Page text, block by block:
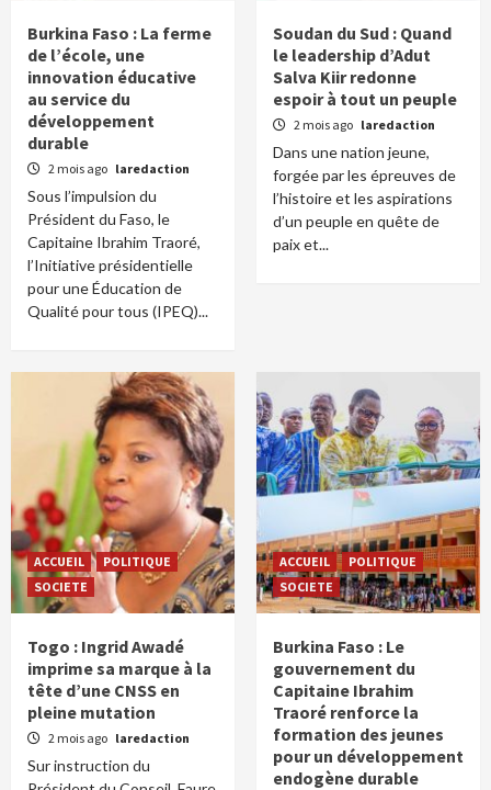
Burkina Faso : La ferme
de l’école, une
innovation éducative
au service du
développement
durable
2 mois ago laredaction
Sous l’impulsion du
Président du Faso, le
Capitaine Ibrahim Traoré,
l’Initiative présidentielle
pour une Éducation de
Qualité pour tous (IPEQ)...
Soudan du Sud : Quand
le leadership d’Adut
Salva Kiir redonne
espoir à tout un peuple
2 mois ago laredaction
Dans une nation jeune,
forgée par les épreuves de
l’histoire et les aspirations
d’un peuple en quête de
paix et...
ACCUEIL
POLITIQUE
SOCIETE
Togo : Ingrid Awadé
imprime sa marque à la
tête d’une CNSS en
pleine mutation
2 mois ago laredaction
Sur instruction du
ACCUEIL
POLITIQUE
SOCIETE
Burkina Faso : Le
gouvernement du
Capitaine Ibrahim
Traoré renforce la
formation des jeunes
pour un développement
endogène durable